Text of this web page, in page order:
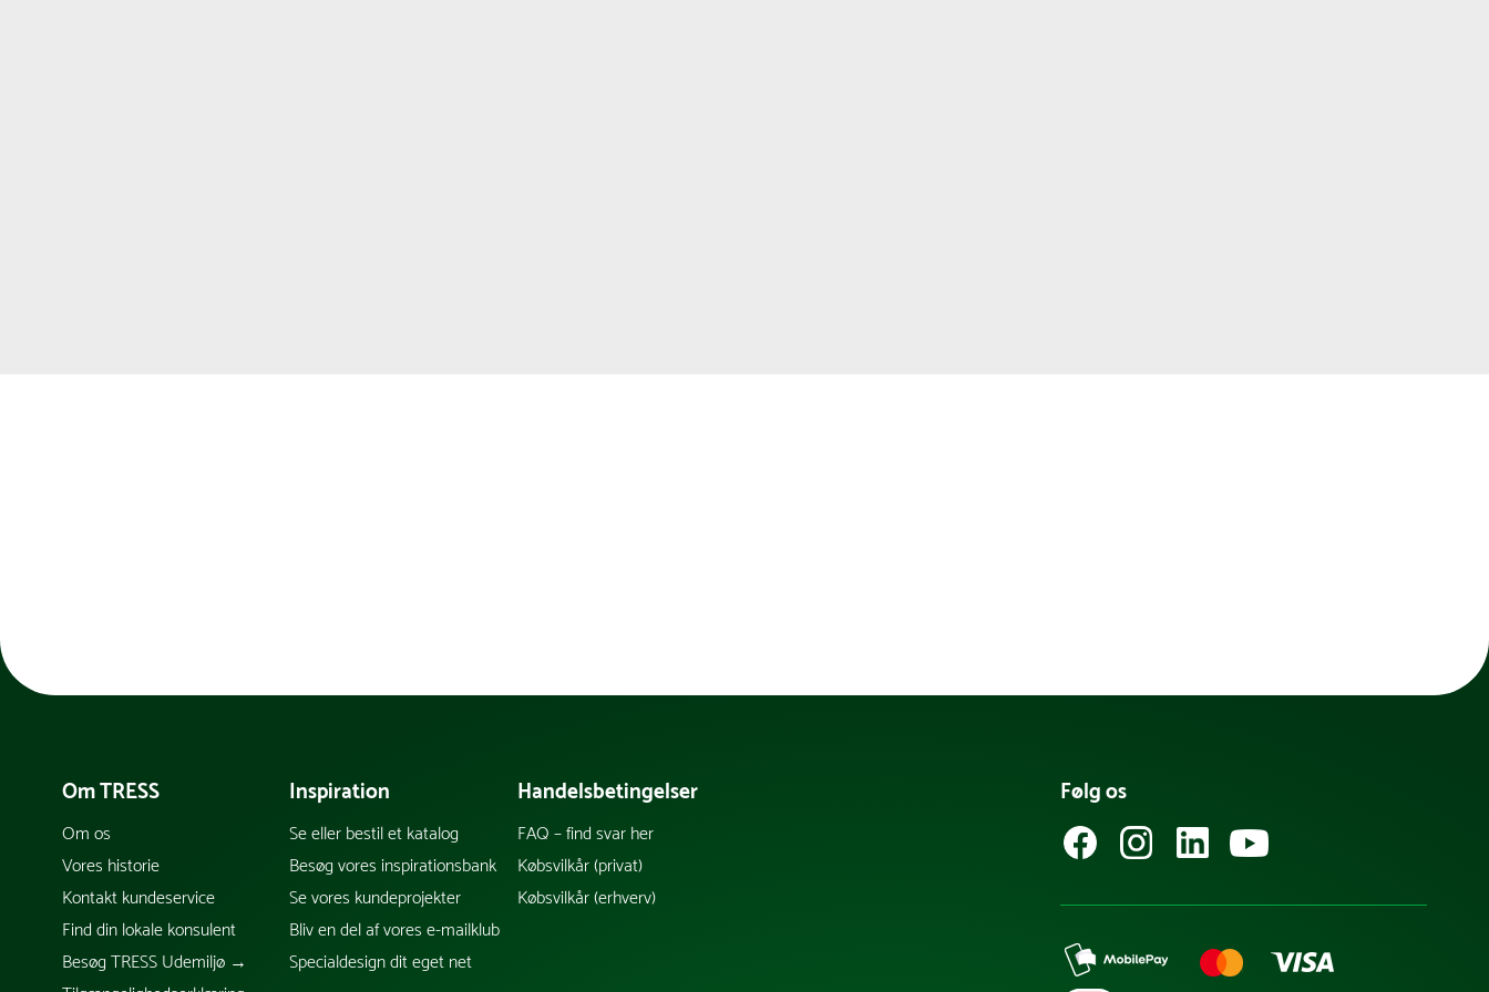
Om TRESS
Om os
Vores historie
Kontakt kundeservice
Find din lokale konsulent
Besøg TRESS Udemiljø →
Inspiration
Se eller bestil et katalog
Besøg vores inspirationsbank
Se vores kundeprojekter
Bliv en del af vores e-mailklub
Specialdesign dit eget net
Handelsbetingelser
FAQ – find svar her
Købsvilkår (privat)
Købsvilkår (erhverv)
Følg os